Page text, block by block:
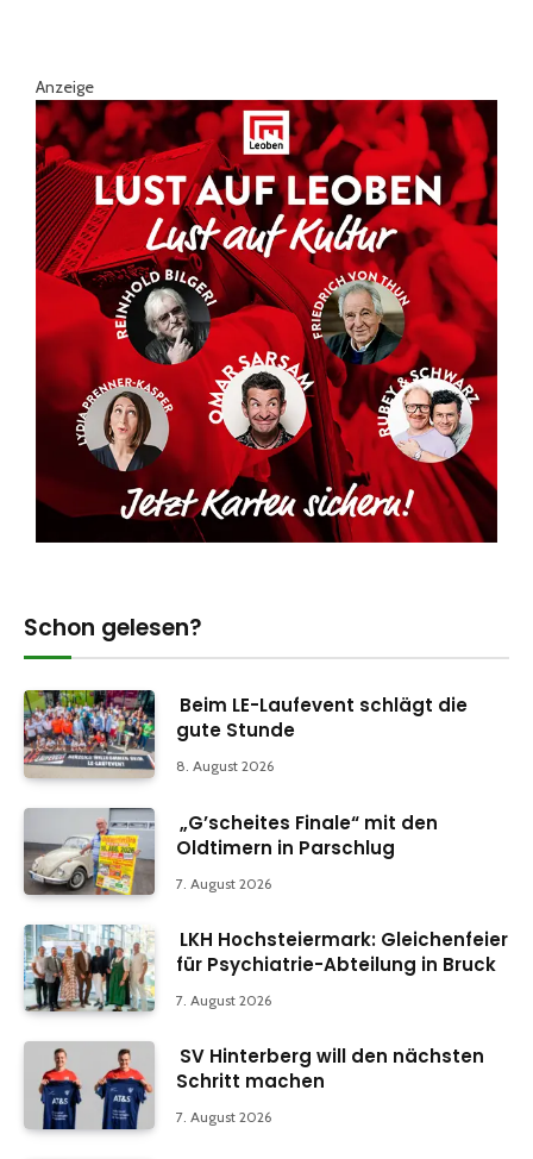
Anzeige
Schon gelesen?
Beim LE-Laufevent schlägt die
gute Stunde
8. August 2026
„G’scheites Finale“ mit den
Oldtimern in Parschlug
7. August 2026
LKH Hochsteiermark: Gleichenfeier
für Psychiatrie-Abteilung in Bruck
7. August 2026
SV Hinterberg will den nächsten
Schritt machen
7. August 2026